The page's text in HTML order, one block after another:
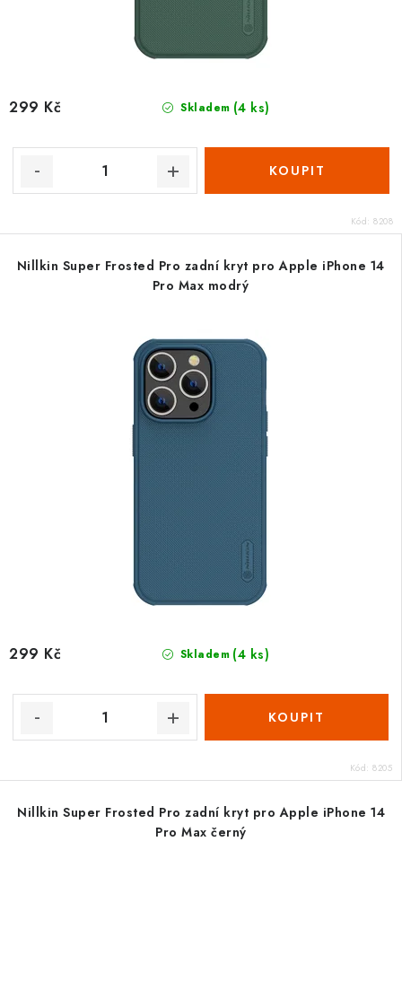
Skladem (4 ks)
299 Kč
Kód: 8208
Nillkin Super Frosted Pro zadní kryt pro Apple iPhone 14
Pro Max modrý
Skladem (4 ks)
299 Kč
Kód: 8205
Nillkin Super Frosted Pro zadní kryt pro Apple iPhone 14
Pro Max černý